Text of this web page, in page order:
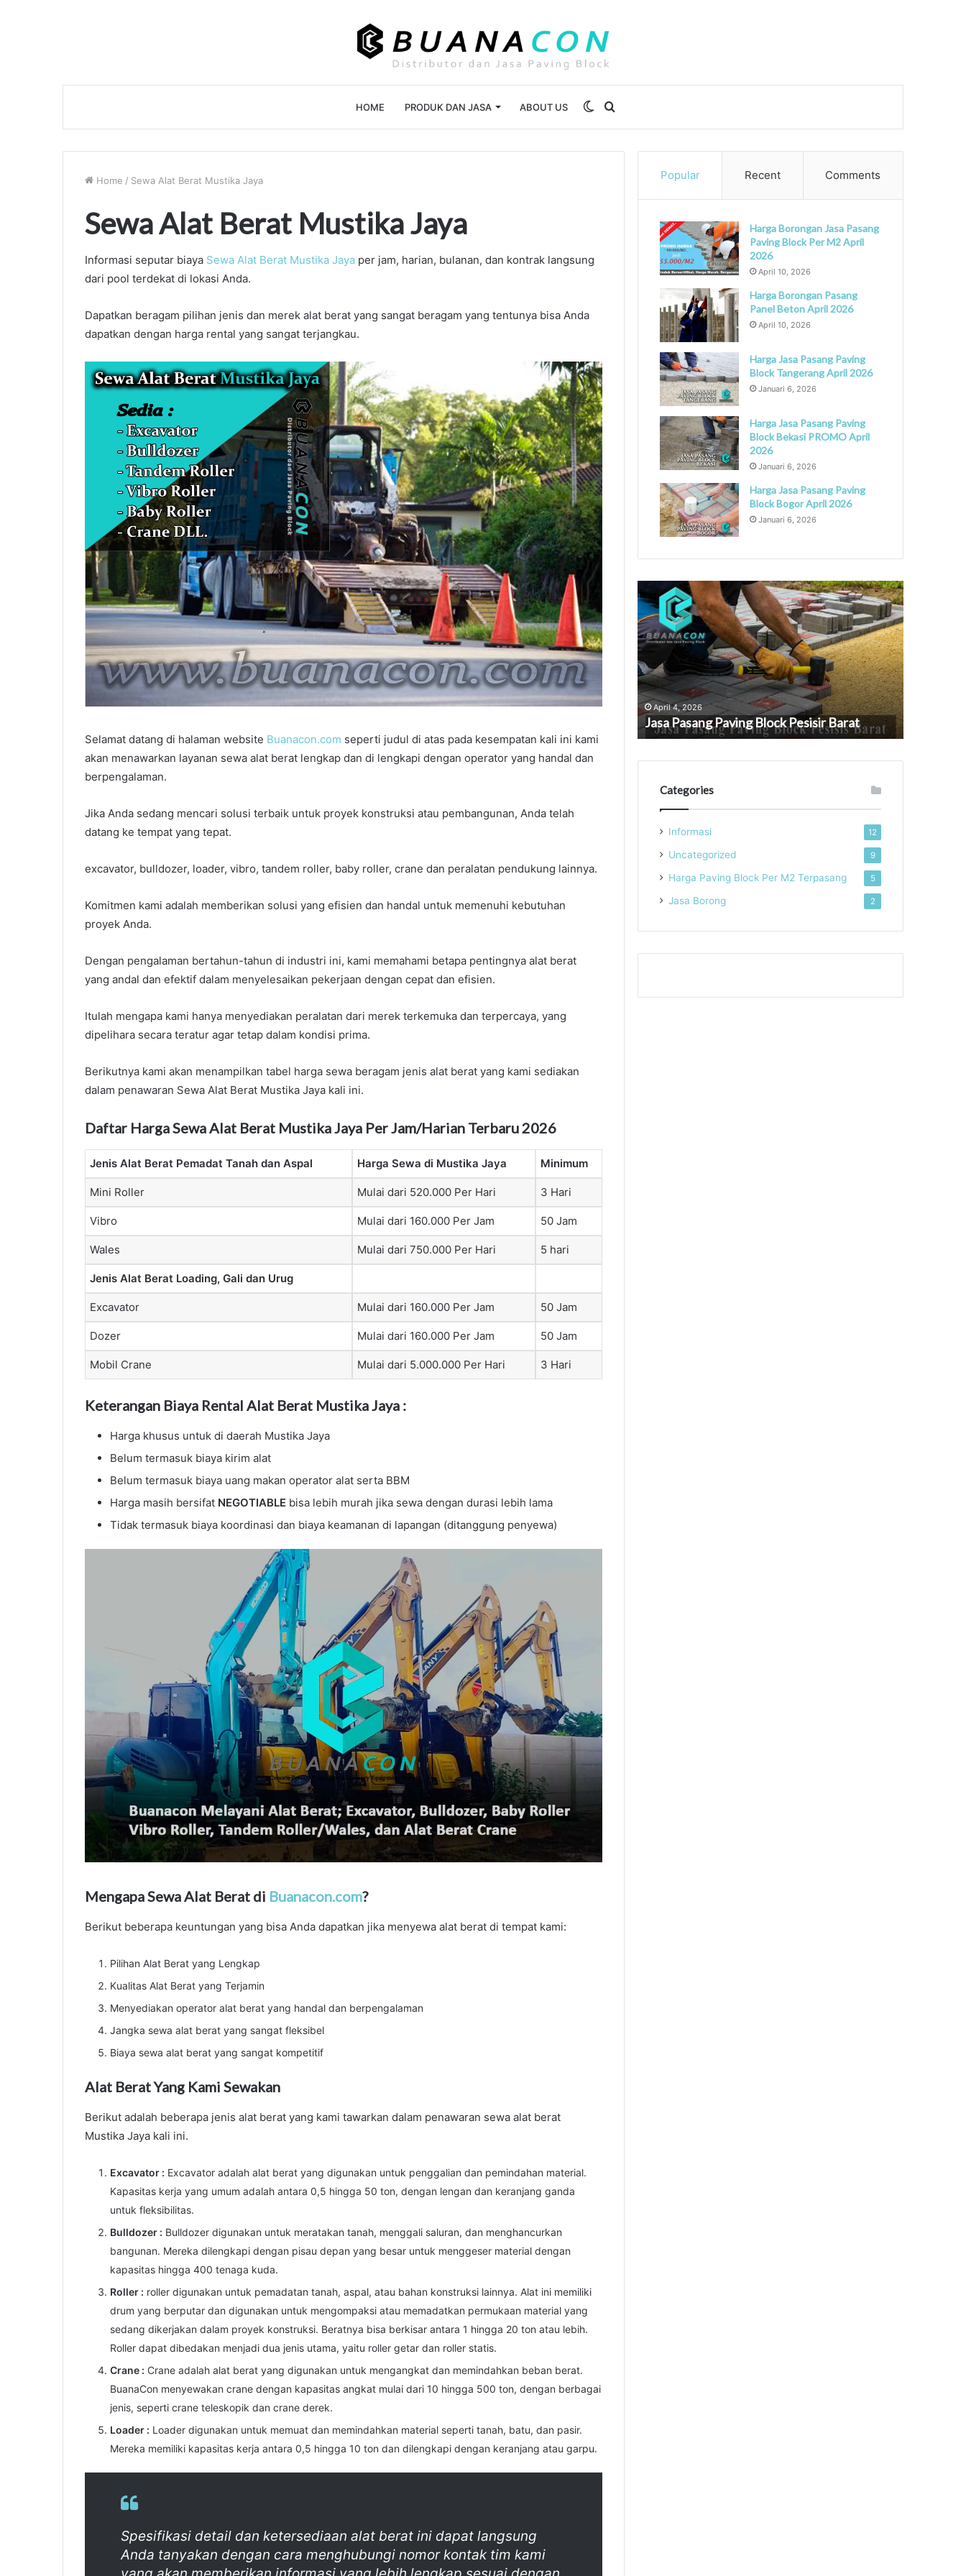
HOME PRODUK DAN JASA ABOUT US
for
Switch
skin
Home / Sewa Alat Berat Mustika Jaya
Sewa Alat Berat Mustika Jaya
Informasi seputar biaya Sewa Alat Berat Mustika Jaya per jam, harian, bulanan, dan kontrak langsung
dari pool terdekat di lokasi Anda.
Dapatkan beragam pilihan jenis dan merek alat berat yang sangat beragam yang tentunya bisa Anda
dapatkan dengan harga rental yang sangat terjangkau.
Selamat datang di halaman website Buanacon.com seperti judul di atas pada kesempatan kali ini kami
akan menawarkan layanan sewa alat berat lengkap dan di lengkapi dengan operator yang handal dan
berpengalaman.
Jika Anda sedang mencari solusi terbaik untuk proyek konstruksi atau pembangunan, Anda telah
datang ke tempat yang tepat.
excavator, bulldozer, loader, vibro, tandem roller, baby roller, crane dan peralatan pendukung lainnya.
Komitmen kami adalah memberikan solusi yang efisien dan handal untuk memenuhi kebutuhan
proyek Anda.
Dengan pengalaman bertahun-tahun di industri ini, kami memahami betapa pentingnya alat berat
yang andal dan efektif dalam menyelesaikan pekerjaan dengan cepat dan efisien.
Itulah mengapa kami hanya menyediakan peralatan dari merek terkemuka dan terpercaya, yang
dipelihara secara teratur agar tetap dalam kondisi prima.
Berikutnya kami akan menampilkan tabel harga sewa beragam jenis alat berat yang kami sediakan
dalam penawaran Sewa Alat Berat Mustika Jaya kali ini.
Daftar Harga Sewa Alat Berat Mustika Jaya Per Jam/Harian Terbaru 2026
Jenis Alat Berat Pemadat Tanah dan Aspal Harga Sewa di Mustika Jaya Minimum
Mini Roller Mulai dari 520.000 Per Hari 3 Hari
Vibro Mulai dari 160.000 Per Jam 50 Jam
Wales Mulai dari 750.000 Per Hari 5 hari
Jenis Alat Berat Loading, Gali dan Urug
Excavator Mulai dari 160.000 Per Jam 50 Jam
Dozer Mulai dari 160.000 Per Jam 50 Jam
Mobil Crane Mulai dari 5.000.000 Per Hari 3 Hari
Keterangan Biaya Rental Alat Berat Mustika Jaya :
Harga khusus untuk di daerah Mustika Jaya
Belum termasuk biaya kirim alat
Belum termasuk biaya uang makan operator alat serta BBM
Harga masih bersifat NEGOTIABLE bisa lebih murah jika sewa dengan durasi lebih lama
Tidak termasuk biaya koordinasi dan biaya keamanan di lapangan (ditanggung penyewa)
Mengapa Sewa Alat Berat di Buanacon.com?
Berikut beberapa keuntungan yang bisa Anda dapatkan jika menyewa alat berat di tempat kami:
Pilihan Alat Berat yang Lengkap
Kualitas Alat Berat yang Terjamin
Menyediakan operator alat berat yang handal dan berpengalaman
Jangka sewa alat berat yang sangat fleksibel
Biaya sewa alat berat yang sangat kompetitif
Alat Berat Yang Kami Sewakan
Berikut adalah beberapa jenis alat berat yang kami tawarkan dalam penawaran sewa alat berat
Mustika Jaya kali ini.
Excavator : Excavator adalah alat berat yang digunakan untuk penggalian dan pemindahan material.
Kapasitas kerja yang umum adalah antara 0,5 hingga 50 ton, dengan lengan dan keranjang ganda
untuk fleksibilitas.
Bulldozer : Bulldozer digunakan untuk meratakan tanah, menggali saluran, dan menghancurkan
bangunan. Mereka dilengkapi dengan pisau depan yang besar untuk menggeser material dengan
kapasitas hingga 400 tenaga kuda.
Roller : roller digunakan untuk pemadatan tanah, aspal, atau bahan konstruksi lainnya. Alat ini memiliki
drum yang berputar dan digunakan untuk mengompaksi atau memadatkan permukaan material yang
sedang dikerjakan dalam proyek konstruksi. Beratnya bisa berkisar antara 1 hingga 20 ton atau lebih.
Roller dapat dibedakan menjadi dua jenis utama, yaitu roller getar dan roller statis.
Crane : Crane adalah alat berat yang digunakan untuk mengangkat dan memindahkan beban berat.
BuanaCon menyewakan crane dengan kapasitas angkat mulai dari 10 hingga 500 ton, dengan berbagai
jenis, seperti crane teleskopik dan crane derek.
Loader : Loader digunakan untuk memuat dan memindahkan material seperti tanah, batu, dan pasir.
Mereka memiliki kapasitas kerja antara 0,5 hingga 10 ton dan dilengkapi dengan keranjang atau garpu.
Spesifikasi detail dan ketersediaan alat berat ini dapat langsung
Anda tanyakan dengan cara menghubungi nomor kontak tim kami
Popular Recent Comments
Harga Borongan Jasa Pasang
Paving Block Per M2 April
2026
April 10, 2026
Harga Borongan Pasang
Panel Beton April 2026
April 10, 2026
Harga Jasa Pasang Paving
Block Tangerang April 2026
Januari 6, 2026
Harga Jasa Pasang Paving
Block Bekasi PROMO April
2026
Januari 6, 2026
Harga Jasa Pasang Paving
Block Bogor April 2026
Januari 6, 2026
Sewa
Alat
Berat
Depok
Januari 6, 2026
Kontraktor
Cut
And
Fill
di
Daerah
Bogor
Januari 6, 2026
Jasa
Pasang
Paving
Block
Pesisir
Barat
April 4, 2026
Jasa Pasang Paving Block Pesisir Barat
Jasa
Pasang
Paving
Block
Lampung
Categories
Informasi 12
Uncategorized 9
Harga Paving Block Per M2 Terpasang 5
Jasa Borong 2